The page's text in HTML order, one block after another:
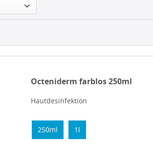
Octeniderm farblos 250ml
Hautdesinfektion
250ml 1l